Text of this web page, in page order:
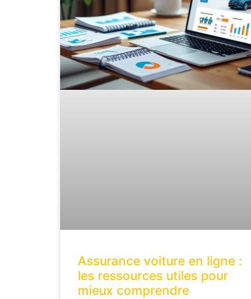
Assurance voiture en ligne :
les ressources utiles pour
mieux comprendre